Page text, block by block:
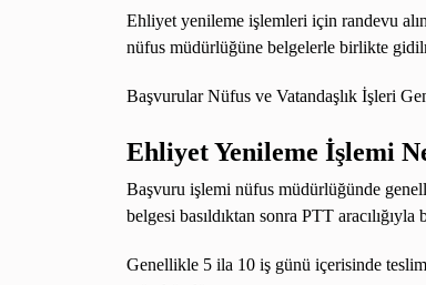
Ehliyet yenileme işlemleri için randevu
nüfus müdürlüğüne belgelerle birlikte
Başvurular Nüfus ve Vatandaşlık İşleri
Ehliyet Yenileme İşlemi
Başvuru işlemi nüfus müdürlüğünde
belgesi basıldıktan sonra PTT
Genellikle 5 ila 10 iş günü içerisinde